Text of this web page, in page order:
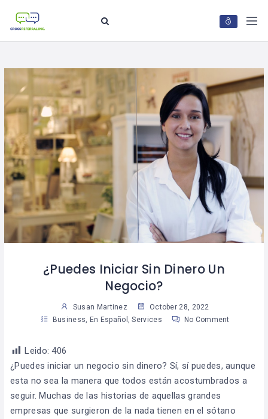
¿Puedes Iniciar Sin Dinero Un
Negocio?
Susan Martinez
October 28, 2022
Business
En Español ,Services No Comment
Leido: 406
¿Puedes iniciar un negocio sin dinero? Sí, sí puedes, aunque
esta no sea la manera que todos están acostumbrados a
seguir. Muchas de las historias de aquellas grandes
empresas que surgieron de la nada tienen en el sótano